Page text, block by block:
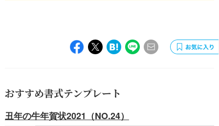
おすすめ書式テンプレート
丑年の牛年賀状2021（NO.24）